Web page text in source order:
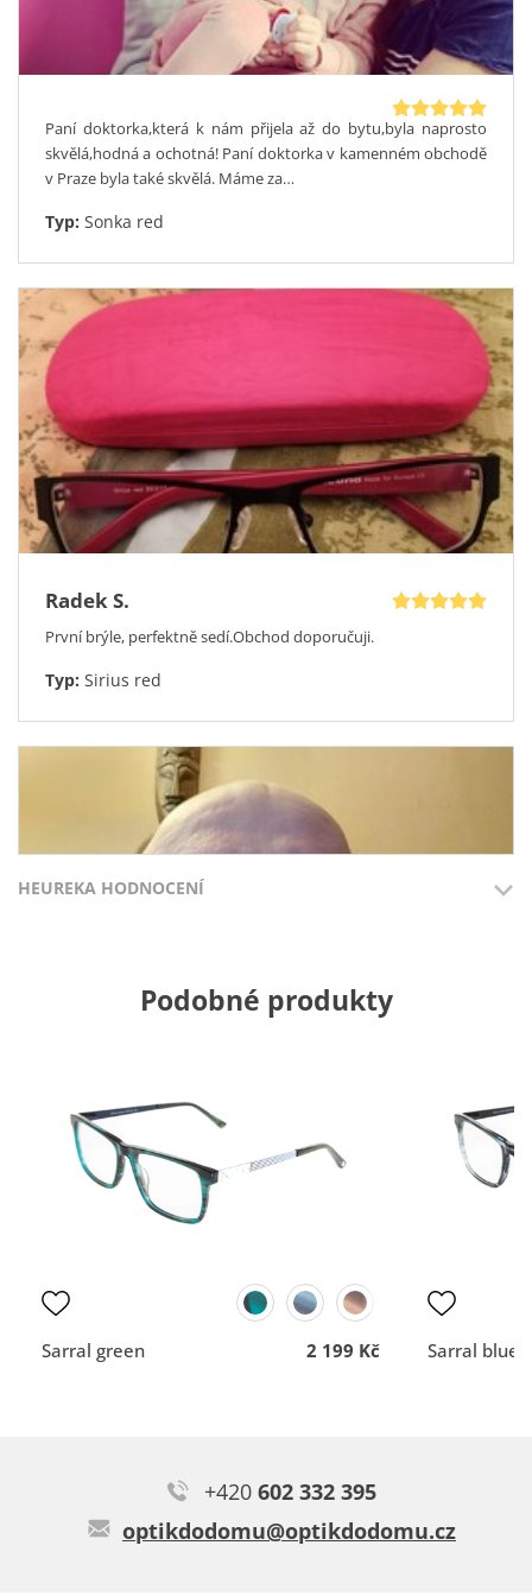
Paní doktorka,která k nám přijela až do bytu,byla naprosto
skvělá,hodná a ochotná! Paní doktorka v kamenném obchodě
v Praze byla také skvělá. Máme za…
Typ: Sonka red
Radek S.
První brýle, perfektně sedí.Obchod doporučuji.
Typ: Sirius red
Typ: Trofors grey
Ivo R.
HEUREKA HODNOCENÍ
Přidáno 3.8.2026
nemám
DOPORUČUJE OBCHOD
Dodací lhůta
DOPORUČUJE
Kvalita
komunikace
Podobné produkty
Sarral green 2 199 Kč Sarral blue
+420 602 332 395
optikdodomu@optikdodomu.cz